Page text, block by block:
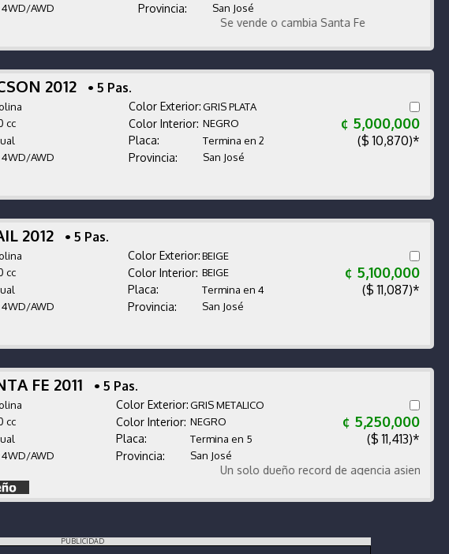
4WD/AWD Provincia: San José
Se vende o cambia Santa Fe
2012 • 5 Pas.
Color Exterior:GRIS PLATA
¢ 5,000,000
($ 10,870)*
cc Color Interior: NEGRO
Placa: Termina en 2
4WD/AWD Provincia: San José
2012 • 5 Pas.
Color Exterior:BEIGE
¢ 5,100,000
($ 11,087)*
cc Color Interior: BEIGE
Placa: Termina en 4
4WD/AWD Provincia: San José
FE 2011 • 5 Pas.
Color Exterior:GRIS METALICO
¢ 5,250,000
($ 11,413)*
cc Color Interior: NEGRO
Placa: Termina en 5
4WD/AWD Provincia: San José
Un solo dueño record de agencia asientos de cuero.
PUBLICIDAD